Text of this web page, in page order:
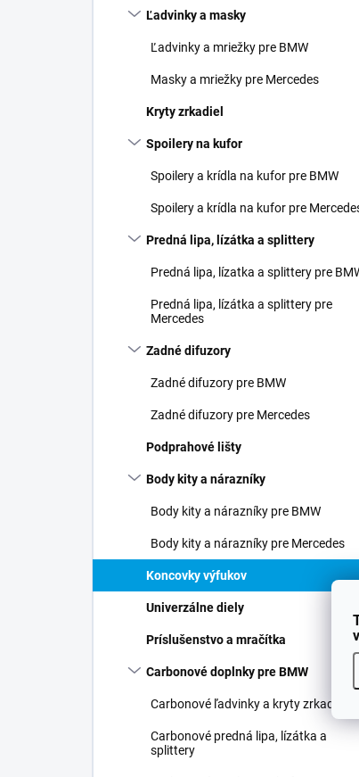
Ľadvinky a masky
Ľadvinky a mriežky pre BMW
Masky a mriežky pre Mercedes
Kryty zrkadiel
Spoilery na kufor
Spoilery a krídla na kufor pre BMW
Spoilery a krídla na kufor pre
Predná lipa, lízátka a splittery
Predná lipa, lízatka a splittery pre
Predná lipa, lízátka a splittery pre
Mercedes
Zadné difuzory
Zadné difuzory pre BMW
Zadné difuzory pre Mercedes
Podprahové lišty
Body kity a nárazníky
Body kity a nárazníky pre BMW
Body kity a nárazníky pre Mercedes
Koncovky výfukov
Univerzálne diely
Príslušenstvo a mračítka
Carbonové doplnky pre BMW
Carbonové ľadvinky a kryty zrkadiel
Carbonové predná lipa, lízátka a
splittery